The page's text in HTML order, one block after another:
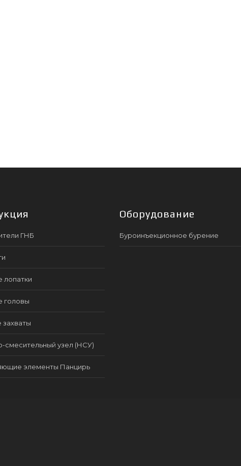
ГНБ
лопатки
головы
захваты
смесительный узел (НСУ)
элементы Панцирь
Оборудование
Буроинъекционное бурение